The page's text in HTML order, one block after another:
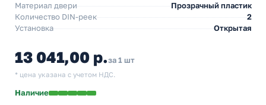
Материал двери
Прозрачный пластик
Количество DIN-реек
2
Установка
Открытая
13 041,00 р.за 1 шт
* цена указана с учетом НДС.
Наличие